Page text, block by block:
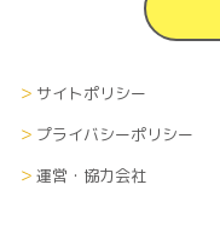
サイトポリシー
プライバシーポリシー
運営・協力会社